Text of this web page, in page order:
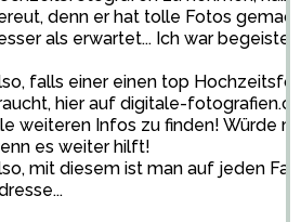
denn er hat tolle Fotos
als erwartet... Ich war
falls einer einen top
hier auf digitale-
weiteren Infos zu finden! Würde
es weiter hilft!
mit diesem ist man auf jeden